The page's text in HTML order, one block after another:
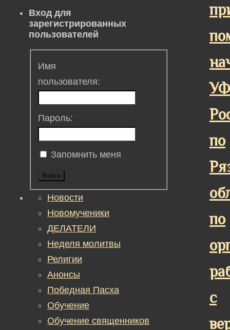
по
по
с
Вход для
зарегистрированных
пользователей
Имя
пользователя:
Пароль:
Запомнить меня
Войти
Новости
Новомученики
ДЕЛАТЕЛИ
Неделя молитвы
Религии
Анонсы
Победная Пасха
Обучение
Обучение священников